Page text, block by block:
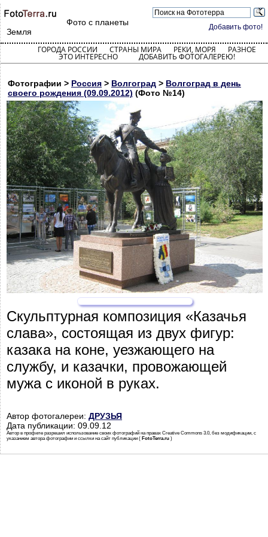
Добавить фото!
Фото с планеты
Земля
ГОРОДА РОССИИ СТРАНЫ МИРА РЕКИ, МОРЯ РАЗНОЕ
ЭТО ИНТЕРЕСНО ДОБАВИТЬ ФОТОГАЛЕРЕЮ!
Фотографии > Россия > Волгоград > Волгоград в день
своего рождения (09.09.2012) (Фото №14)
Скульптурная композиция «Казачья
слава», состоящая из двух фигур:
казака на коне, уезжающего на
службу, и казачки, провожающей
мужа с иконой в руках.
Автор фотогалереи: ДРУЗЬЯ
Дата публикации: 09.09.12
Автор в профиле разрешил использование своих фотографий на правах Creative Commons 3.0, без модификации, с
указанием автора фотографии и ссылки на сайт публикации ( FotoTerra.ru )